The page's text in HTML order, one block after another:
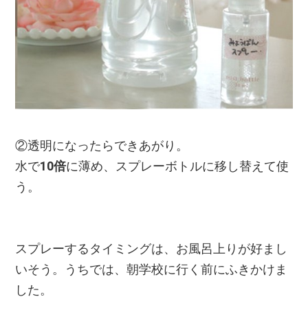
②透明になったらできあがり。
水で10倍に薄め、スプレーボトルに移し替えて使
う。
スプレーするタイミングは、お風呂上りが好まし
いそう。うちでは、朝学校に行く前にふきかけま
した。